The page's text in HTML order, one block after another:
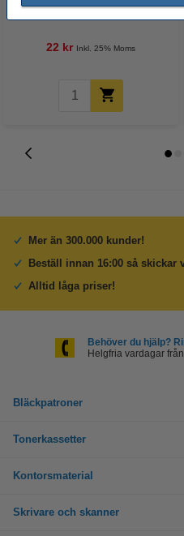
123ink
22 kr Inkl. 25% Moms
Mer än 300.000 kunder!
Beställ innan 16:00 så skickar
Alltid låga priser!
Behöver du hjälp?
Helgfria vardagar
Bläckpatroner
Tonerkassetter
Kontorsmaterial
Skrivare och skanner